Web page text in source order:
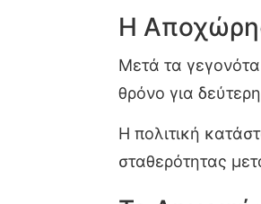
Η
Μετά τα
θρόνο για
Η πολιτική
σταθερότητας